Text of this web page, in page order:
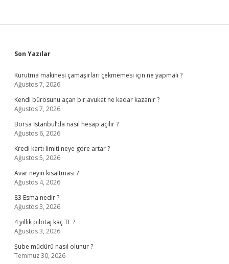
Sidebar
Son Yazılar
Kurutma makinesi çamaşırları çekmemesi için ne yapmalı ?
Ağustos 7, 2026
Kendi bürosunu açan bir avukat ne kadar kazanır ?
Ağustos 7, 2026
Borsa İstanbul’da nasıl hesap açılır ?
Ağustos 6, 2026
Kredi kartı limiti neye göre artar ?
Ağustos 5, 2026
Avar neyin kısaltması ?
Ağustos 4, 2026
83 Esma nedir ?
Ağustos 3, 2026
4 yıllık pilotaj kaç TL ?
Ağustos 3, 2026
Şube müdürü nasıl olunur ?
Temmuz 30, 2026